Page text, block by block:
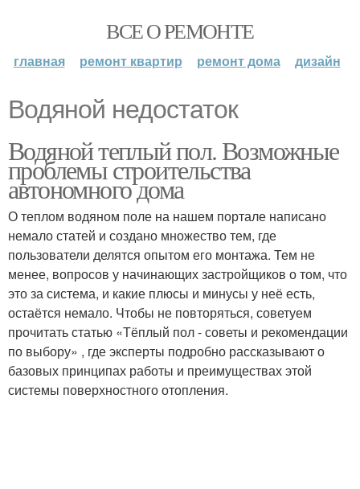
ВСЕ О РЕМОНТЕ
главная ремонт квартир ремонт дома дизайн
Водяной недостаток
Водяной теплый пол. Возможные
проблемы строительства
автономного дома
О теплом водяном поле на нашем портале написано
немало статей и создано множество тем, где
пользователи делятся опытом его монтажа. Тем не
менее, вопросов у начинающих застройщиков о том, что
это за система, и какие плюсы и минусы у неё есть,
остаётся немало. Чтобы не повторяться, советуем
прочитать статью «Тёплый пол - советы и рекомендации
по выбору» , где эксперты подробно рассказывают о
базовых принципах работы и преимуществах этой
системы поверхностного отопления.